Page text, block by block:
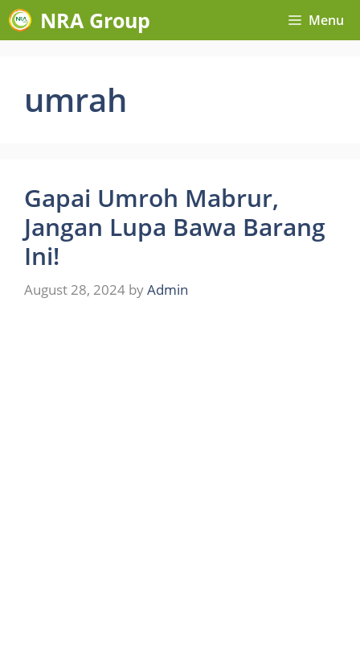
Skip
to
NRA Group Menu
umrah
Gapai Umroh Mabrur,
Jangan Lupa Bawa Barang
Ini!
August 28, 2024 byAdmin